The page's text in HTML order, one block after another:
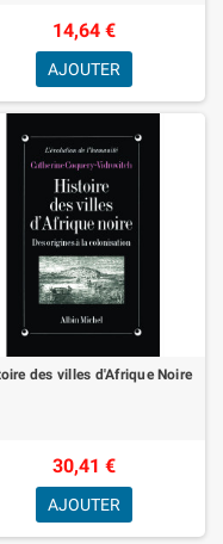
14,64 €
AJOUTER
des villes d'Afrique Noire
30,41 €
AJOUTER